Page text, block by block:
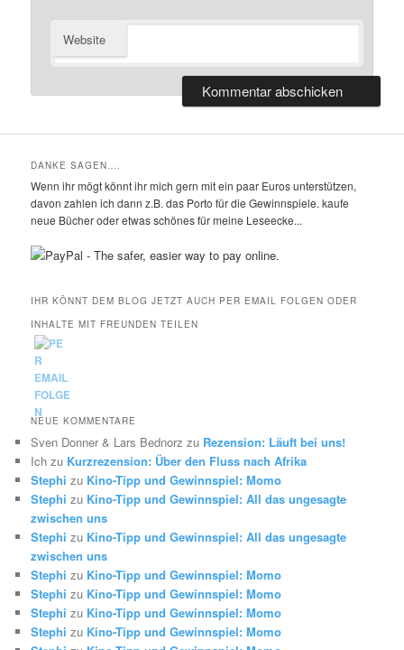
Website
DANKE SAGEN….
Wenn ihr mögt könnt ihr mich gern mit ein paar Euros unterstützen,
davon zahlen ich dann z.B. das Porto für die Gewinnspiele. kaufe
neue Bücher oder etwas schönes für meine Leseecke...
IHR KÖNNT DEM BLOG JETZT AUCH PER EMAIL FOLGEN ODER
INHALTE MIT FREUNDEN TEILEN
NEUE KOMMENTARE
Sven Donner & Lars Bednorz zu Rezension: Läuft bei uns!
Ich zu Kurzrezension: Über den Fluss nach Afrika
Stephi zu Kino-Tipp und Gewinnspiel: Momo
Stephi zu Kino-Tipp und Gewinnspiel: All das ungesagte
zwischen uns
Stephi zu Kino-Tipp und Gewinnspiel: All das ungesagte
zwischen uns
Stephi zu Kino-Tipp und Gewinnspiel: Momo
Stephi zu Kino-Tipp und Gewinnspiel: Momo
Stephi zu Kino-Tipp und Gewinnspiel: Momo
Stephi zu Kino-Tipp und Gewinnspiel: Momo